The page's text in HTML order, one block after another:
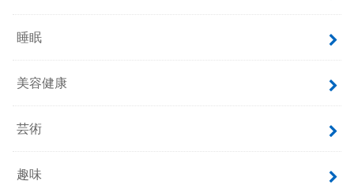
睡眠
美容健康
芸術
趣味